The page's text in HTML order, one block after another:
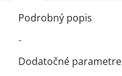
Podrobný popis
-
Dodatočné parametre